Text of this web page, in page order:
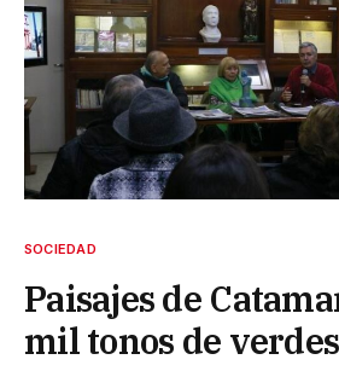
SOCIEDAD
Paisajes de
mil tonos de verdes